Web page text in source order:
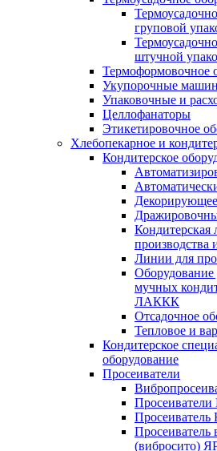
груповой
штучной
Термоформовочное
Укупорочные
Упаковочные и
Целлофанаторы
Этикетировочное
Хлебопекарное и
Кондитерское
Кондитерская
производства
Линии для
Оборудование
мучных
ЛАККК
Отсадочное
Тепловое и
Кондитерское
оборудование
Просеиватели
Просеиватели
Просеиватель
(вибросито)